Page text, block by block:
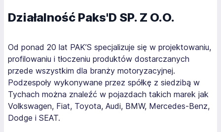
Działalność Paks'D SP. Z O.O.
Od ponad 20 lat PAK’S specjalizuje się w projektowaniu,
profilowaniu i tłoczeniu produktów dostarczanych
przede wszystkim dla branży motoryzacyjnej.
Podzespoły wykonywane przez spółkę z siedzibą w
Tychach można znaleźć w pojazdach takich marek jak
Volkswagen, Fiat, Toyota, Audi, BMW, Mercedes-Benz,
Dodge i SEAT.